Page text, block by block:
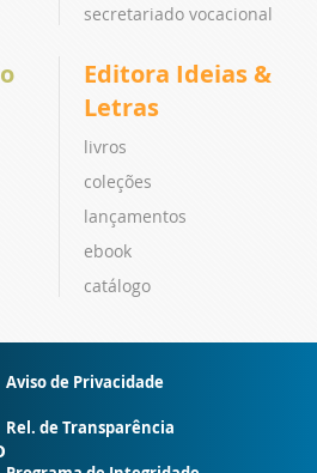
secretariado vocacional
Editora Ideias &
Letras
livros
coleções
lançamentos
ebook
catálogo
Aviso de Privacidade
Rel. de Transparência